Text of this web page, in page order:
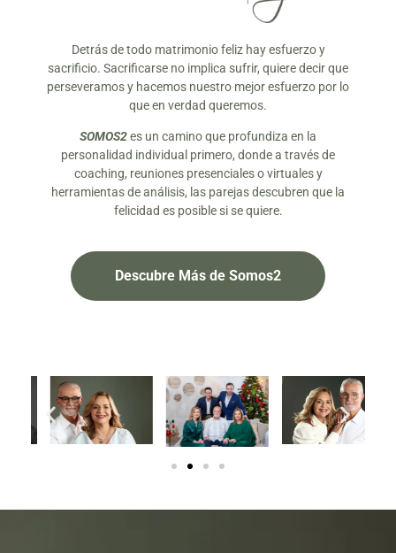
Detrás de todo matrimonio feliz hay esfuerzo y
sacrificio. Sacrificarse no implica sufrir, quiere decir que
perseveramos y hacemos nuestro mejor esfuerzo por lo
que en verdad queremos.
SOMOS2es un camino que profundiza en la
personalidad individual primero, donde a través de
coaching, reuniones presenciales o virtuales y
herramientas de análisis, las parejas descubren que la
felicidad es posible si se quiere.
Descubre Más de Somos2